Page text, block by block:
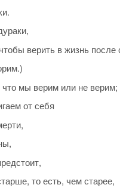
верить в жизнь после
мы верим или не верим;
от себя
то есть, чем старее,